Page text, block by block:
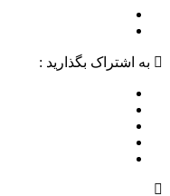
به اشتراک بگذارید :